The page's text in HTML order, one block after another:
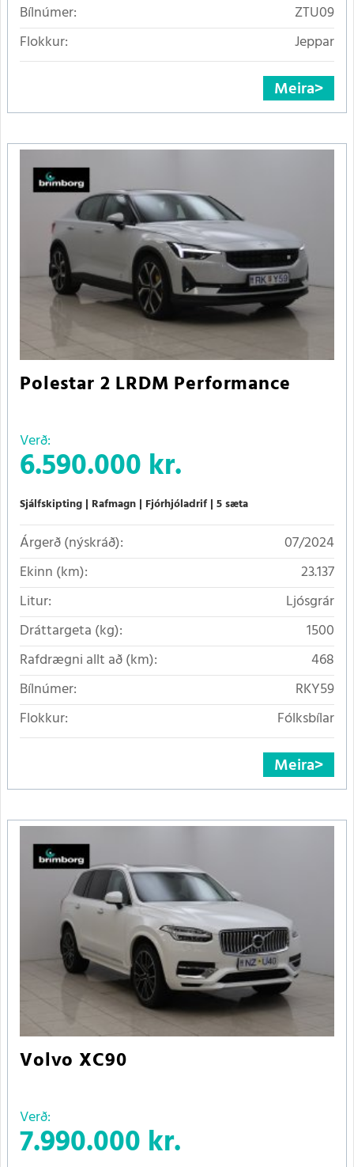
Bílnúmer:
ZTU09
Flokkur:
Jeppar
Meira
Polestar 2 LRDM Performance
Verð:
6.590.000 kr.
Sjálfskipting Rafmagn Fjórhjóladrif 5 sæta
Árgerð (nýskráð):
07/2024
Ekinn (km):
23.137
Litur:
Ljósgrár
Dráttargeta (kg):
1500
Rafdrægni allt að (km):
468
Bílnúmer:
RKY59
Flokkur:
Fólksbílar
Meira
Volvo XC90
Verð:
7.990.000 kr.